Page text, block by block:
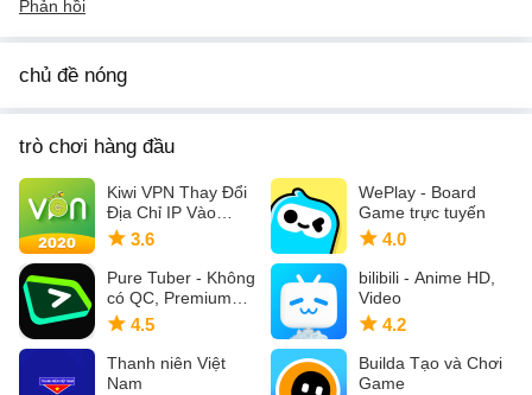
Phản hồi
chủ đề nóng
trò chơi hàng đầu
Kiwi VPN Thay Đổi
Địa Chỉ IP Vào
Mạng Nhanh
3.6
WePlay - Board
Game trực tuyến
4.0
Pure Tuber - Không
có QC, Premium
miễn phí
4.5
bilibili - Anime HD,
Video
4.2
Thanh niên Việt
Nam
Builda Tạo và Chơi
Game